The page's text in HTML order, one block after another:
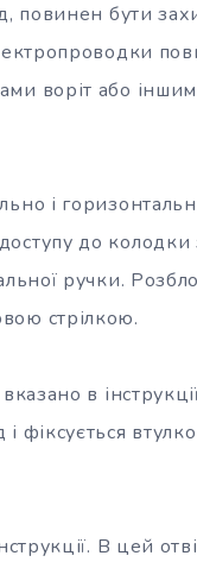
повинен бути
воріт або
і
до колодки
ручки.
стрілкою.
в
фіксується
В цей